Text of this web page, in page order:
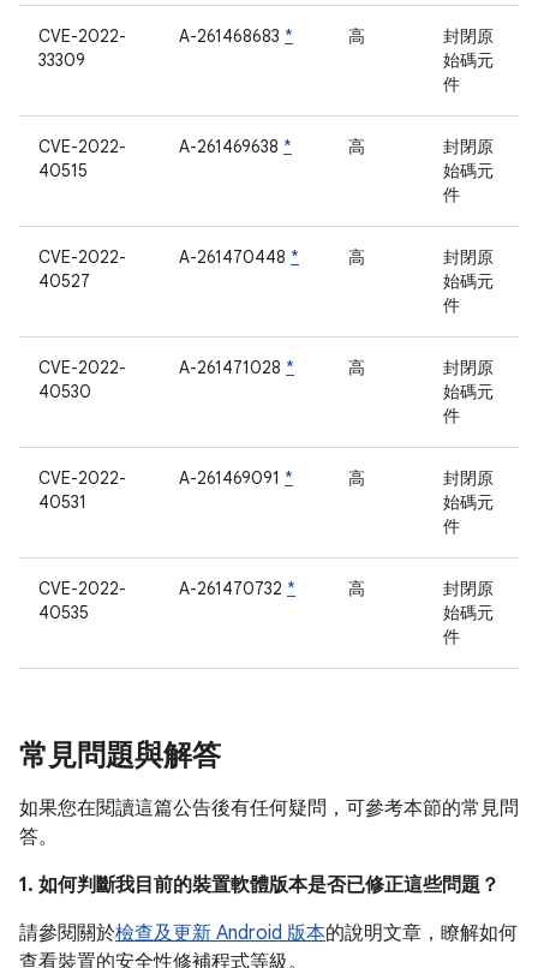
CVE-2022-
33309
A-261468683 * 高
封閉原
始碼元
件
CVE-2022-
40515
A-261469638 * 高
封閉原
始碼元
件
CVE-2022-
40527
A-261470448 * 高
封閉原
始碼元
件
CVE-2022-
40530
A-261471028 * 高
封閉原
始碼元
件
CVE-2022-
40531
A-261469091 * 高
封閉原
始碼元
件
CVE-2022-
40535
A-261470732 * 高
封閉原
始碼元
件
常見問題與解答
如果您在閱讀這篇公告後有任何疑問，可參考本節的常見問
答。
1. 如何判斷我目前的裝置軟體版本是否已修正這些問題？
請參閱關於檢查及更新 Android 版本的說明文章，瞭解如何
查看裝置的安全性修補程式等級。